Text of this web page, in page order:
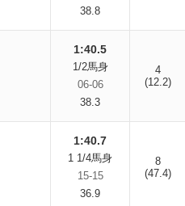
38.8
1:40.5
1/2馬身
06-06
38.3
4
(12.2)
1:40.7
1 1/4馬身
15-15
36.9
8
(47.4)